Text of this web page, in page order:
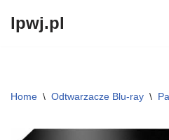
lpwj.pl
Home \ Odtwarzacze Blu-ray \